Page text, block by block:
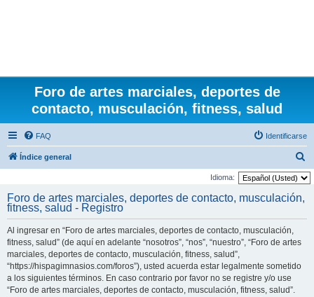
Foro de artes marciales, deportes de
contacto, musculación, fitness, salud
FAQ Identificarse
Índice general
u
Idioma:
Foro de artes marciales, deportes de contacto, musculación,
fitness, salud - Registro
Al ingresar en “Foro de artes marciales, deportes de contacto, musculación,
fitness, salud” (de aquí en adelante “nosotros”, “nos”, “nuestro”, “Foro de artes
marciales, deportes de contacto, musculación, fitness, salud”,
“https://hispagimnasios.com/foros”), usted acuerda estar legalmente sometido
a los siguientes términos. En caso contrario por favor no se registre y/o use
“Foro de artes marciales, deportes de contacto, musculación, fitness, salud”.